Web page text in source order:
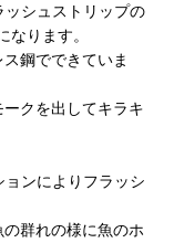
シュストリップの
ります。
鋼でできていま
クを出してキラキ
ンによりフラッシ
群れの様に魚のホ